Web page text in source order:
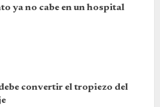
ya no cabe en un hospital
convertir el tropiezo del